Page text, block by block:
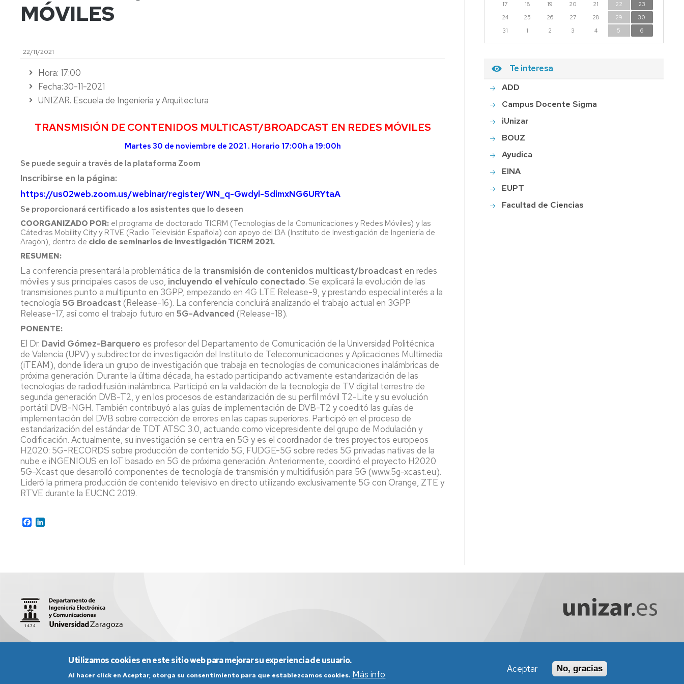
AREA
CONSEJO
DE
ENTIDADES
MÓVILES
22/11/2021
Hora: 17:00
Fecha:30-11-2021
UNIZAR. Escuela de Ingeniería y Arquitectura
TRANSMISIÓN DE CONTENIDOS MULTICAST/BROADCAST EN REDES MÓVILES
Martes 30 de noviembre de 2021 . Horario 17:00h a 19:00h
Se puede seguir a través de la plataforma Zoom
Inscribirse en la página:
https://us02web.zoom.us/webinar/register/WN_q-Gwdyl-SdimxNG6URYtaA
Se proporcionará certificado a los asistentes que lo deseen
COORGANIZADO POR: el programa de doctorado TICRM (Tecnologías de la Comunicaciones y Redes Móviles) y las
Cátedras Mobility City y RTVE (Radio Televisión Española) con apoyo del I3A (Instituto de Investigación de Ingeniería de
Aragón), dentro de ciclo de seminarios de investigación TICRM 2021.
RESUMEN:
La conferencia presentará la problemática de la transmisión de contenidos multicast/broadcast en redes
móviles y sus principales casos de uso, incluyendo el vehículo conectado. Se explicará la evolución de las
transmisiones punto a multipunto en 3GPP, empezando en 4G LTE Release-9, y prestando especial interés a la
tecnología 5G Broadcast (Release-16). La conferencia concluirá analizando el trabajo actual en 3GPP
Release-17, así como el trabajo futuro en 5G-Advanced (Release-18).
PONENTE:
El Dr. David Gómez-Barquero es profesor del Departamento de Comunicación de la Universidad Politécnica
de Valencia (UPV) y subdirector de investigación del Instituto de Telecomunicaciones y Aplicaciones Multimedia
(iTEAM), donde lidera un grupo de investigación que trabaja en tecnologías de comunicaciones inalámbricas de
próxima generación. Durante la última década, ha estado participando activamente estandarización de las
tecnologías de radiodifusión inalámbrica. Participó en la validación de la tecnología de TV digital terrestre de
segunda generación DVB-T2, y en los procesos de estandarización de su perfil móvil T2-Lite y su evolución
portátil DVB-NGH. También contribuyó a las guías de implementación de DVB-T2 y coeditó las guías de
implementación del DVB sobre corrección de errores en las capas superiores. Participó en el proceso de
estandarización del estándar de TDT ATSC 3.0, actuando como vicepresidente del grupo de Modulación y
Codificación. Actualmente, su investigación se centra en 5G y es el coordinador de tres proyectos europeos
H2020: 5G-RECORDS sobre producción de contenido 5G, FUDGE-5G sobre redes 5G privadas nativas de la
nube e iNGENIOUS en IoT basado en 5G de próxima generación. Anteriormente, coordinó el proyecto H2020
5G-Xcast que desarrolló componentes de tecnología de transmisión y multidifusión para 5G (www.5g-xcast.eu).
Lideró la primera producción de contenido televisivo en directo utilizando exclusivamente 5G con Orange, ZTE y
RTVE durante la EUCNC 2019.
Facebook
17
18 19 20 21 22
23
24
25 26 27 28 29
30
31
1 2 3 4 5 6
Te interesa
ADD
Campus Docente Sigma
iUnizar
BOUZ
Ayudica
EINA
EUPT
Facultad de Ciencias
Utilizamos cookies en este sitio web para mejorar su experiencia de usuario.
Al hacer click en Aceptar, otorga su consentimiento para que establezcamos cookies. Más info Aceptar No, gracias